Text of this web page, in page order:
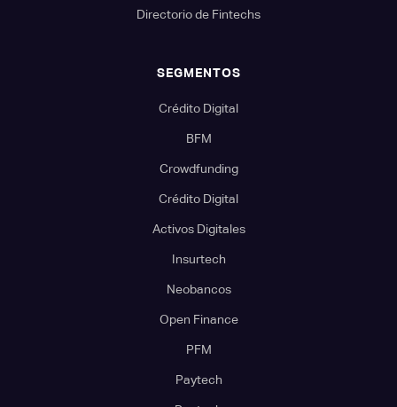
Directorio de Fintechs
SEGMENTOS
Crédito Digital
BFM
Crowdfunding
Crédito Digital
Activos Digitales
Insurtech
Neobancos
Open Finance
PFM
Paytech